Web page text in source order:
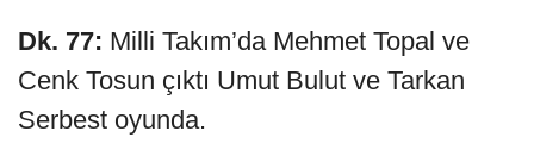
Dk. 77: Milli Takım’da Mehmet Topal ve
Cenk Tosun çıktı Umut Bulut ve Tarkan
Serbest oyunda.